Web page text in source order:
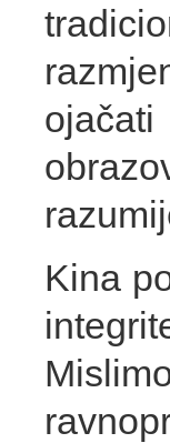
ojačati
Kina